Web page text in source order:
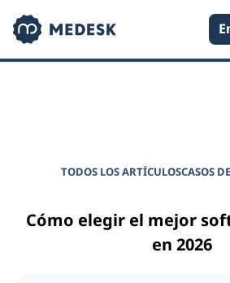
TODOS LOS ARTÍCULOSCASOS
Cómo elegir el mejor
en 2026